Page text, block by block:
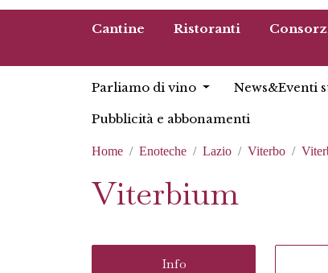
Cantine Ristoranti
Parliamo di vino News&Eventi
Pubblicità e abbonamenti
Home Enoteche Lazio Viterbo
Viterbium
Info